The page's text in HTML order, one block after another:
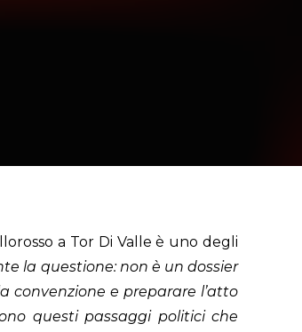
a Tor Di Valle è uno degli
la questione: non è un dossier
convenzione e preparare l’atto
questi passaggi politici che